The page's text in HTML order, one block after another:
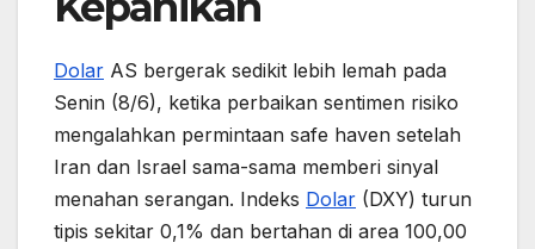
Dolar AS bergerak sedikit lebih lemah pada
Senin (8/6), ketika perbaikan sentimen risiko
mengalahkan permintaan safe haven setelah
Iran dan Israel sama-sama memberi sinyal
menahan serangan. Indeks Dolar (DXY) turun
tipis sekitar 0,1% dan bertahan di area 100,00